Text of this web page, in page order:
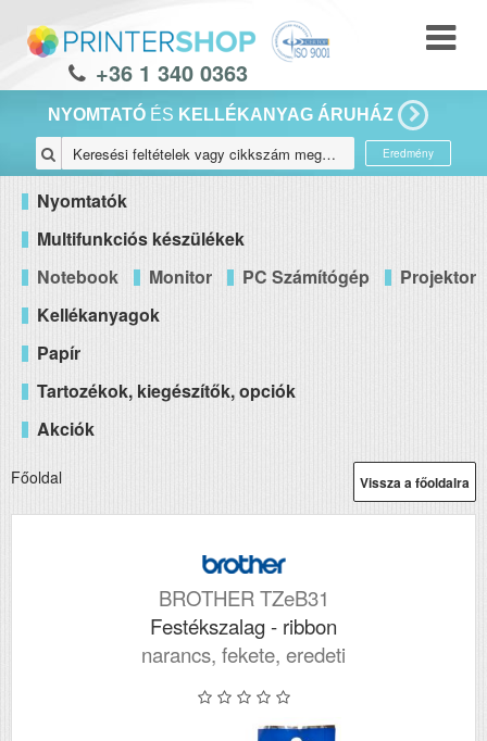
+36 1 340 0363
NYOMTATÓ ÉS KELLÉKANYAG ÁRUHÁZ
Eredmény
Nyomtatók
Multifunkciós készülékek
Notebook
Monitor PC Számítógép
Projektor
Kellékanyagok
Papír
Tartozékok, kiegészítők, opciók
Akciók
Vissza a főoldalra
Főoldal
BROTHER TZeB31
Festékszalag - ribbon
narancs, fekete, eredeti